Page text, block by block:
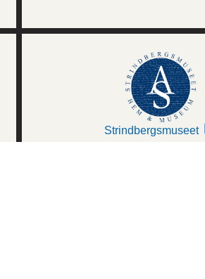
Strindbergsmuseet